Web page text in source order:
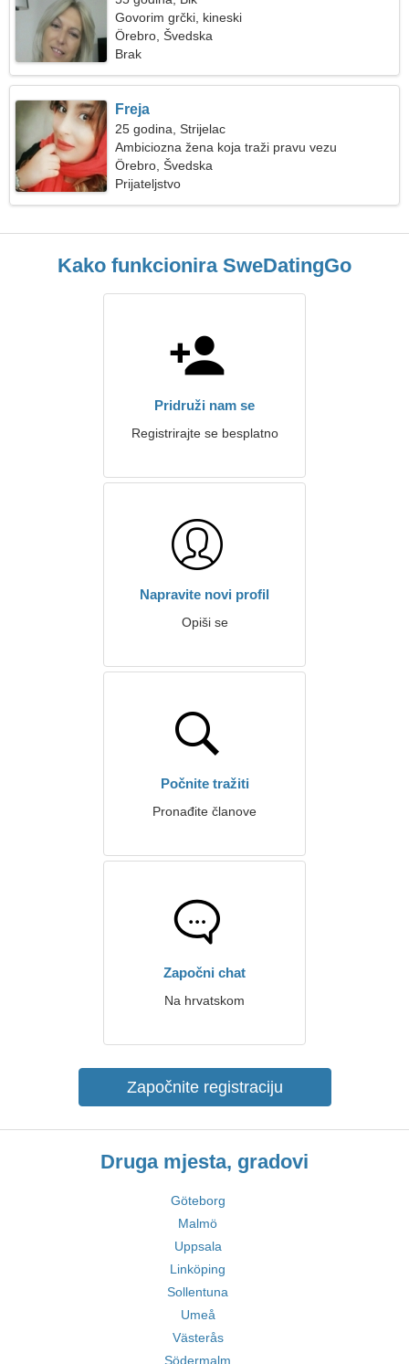
Govorim grčki, kineski
Örebro, Švedska
Brak
Freja
25 godina, Strijelac
Ambiciozna žena koja traži pravu vezu
Örebro, Švedska
Prijateljstvo
Kako funkcionira SweDatingGo
Pridruži nam se
Registrirajte se besplatno
Napravite novi profil
Opiši se
Počnite tražiti
Pronađite članove
Započni chat
Na hrvatskom
Započnite registraciju
Druga mjesta, gradovi
Göteborg
Malmö
Uppsala
Linköping
Sollentuna
Umeå
Västerås
Södermalm